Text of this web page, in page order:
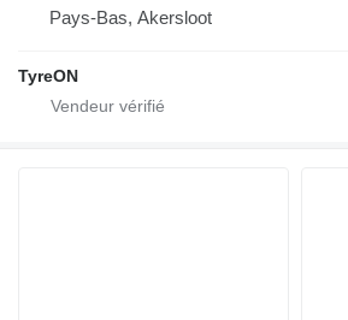
Pays-Bas, Akersloot
TyreON